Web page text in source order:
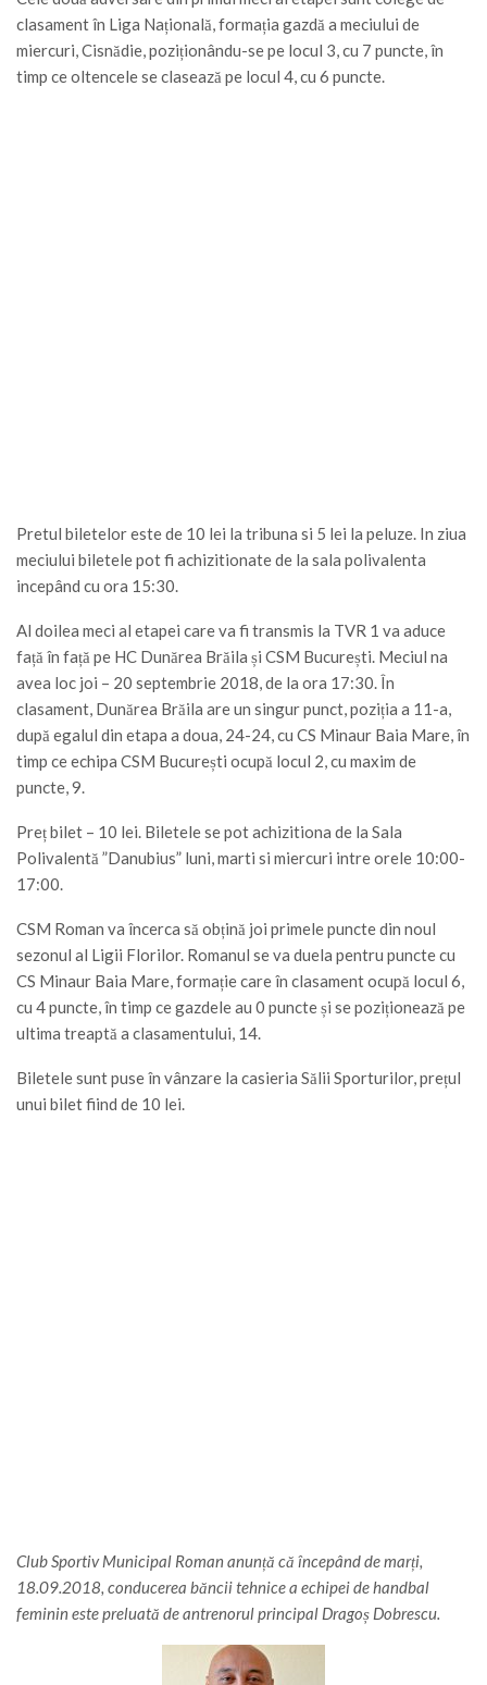
clasament în Liga Națională, formația gazdă a meciului de
miercuri, Cisnădie, poziționându-se pe locul 3, cu 7 puncte, în
timp ce oltencele se clasează pe locul 4, cu 6 puncte.
Pretul biletelor este de 10 lei la tribuna si 5 lei la peluze. In ziua
meciului biletele pot fi achizitionate de la sala polivalenta
incepând cu ora 15:30.
Al doilea meci al etapei care va fi transmis la TVR 1 va aduce
față în față pe HC Dunărea Brăila și CSM București. Meciul na
avea loc joi – 20 septembrie 2018, de la ora 17:30. În
clasament, Dunărea Brăila are un singur punct, poziția a 11-a,
după egalul din etapa a doua, 24-24, cu CS Minaur Baia Mare, în
timp ce echipa CSM București ocupă locul 2, cu maxim de
puncte, 9.
Preț bilet – 10 lei. Biletele se pot achizitiona de la Sala
Polivalentă ”Danubius” luni, marti si miercuri intre orele 10:00-
17:00.
CSM Roman va încerca să obțină joi primele puncte din noul
sezonul al Ligii Florilor. Romanul se va duela pentru puncte cu
CS Minaur Baia Mare, formație care în clasament ocupă locul 6,
cu 4 puncte, în timp ce gazdele au 0 puncte și se poziționează pe
ultima treaptă a clasamentului, 14.
Biletele sunt puse în vânzare la casieria Sălii Sporturilor, prețul
unui bilet fiind de 10 lei.
Club Sportiv Municipal Roman anunță că începând de marți,
18.09.2018, conducerea băncii tehnice a echipei de handbal
feminin este preluată de antrenorul principal Dragoș Dobrescu.